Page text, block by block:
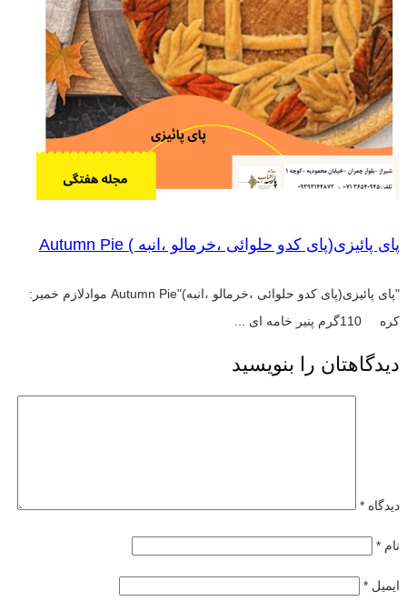
پای پائیزی(پای کدو حلوائی ،خرمالو ،انبه ) Autumn Pie
"پای پائیزی(پای کدو حلوائی ،خرمالو ،انبه)"Autumn Pie موادلازم خمیر:
کره 110گرم پنیر خامه ای ...
دیدگاهتان را بنویسید
دیدگاه *
نام *
ایمیل *